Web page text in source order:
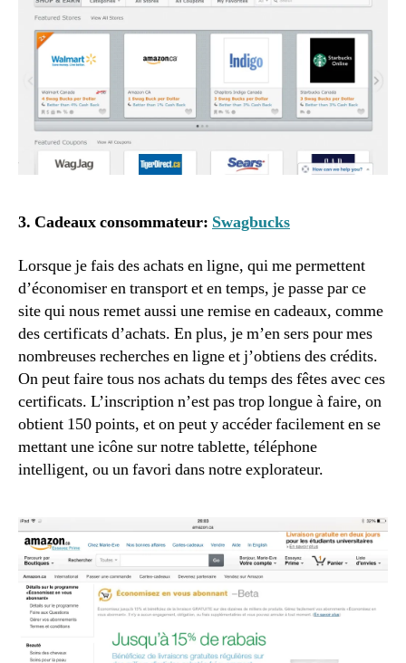
3. Cadeaux consommateur: Swagbucks
Lorsque je fais des achats en ligne, qui me permettent
d’économiser en transport et en temps, je passe par ce
site qui nous remet aussi une remise en cadeaux, comme
des certificats d’achats. En plus, je m’en sers pour mes
nombreuses recherches en ligne et j’obtiens des crédits.
On peut faire tous nos achats du temps des fêtes avec ces
certificats. L’inscription n’est pas trop longue à faire, on
obtient 150 points, et on peut y accéder facilement en se
mettant une icône sur notre tablette, téléphone
intelligent, ou un favori dans notre explorateur.